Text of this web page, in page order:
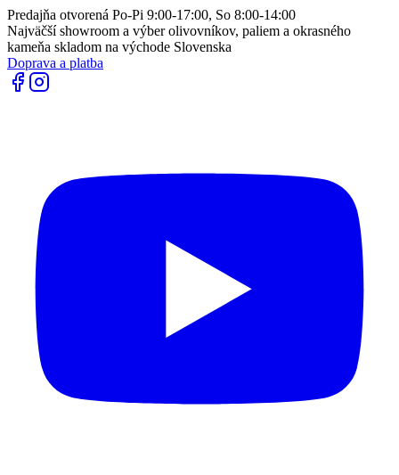
Predajňa otvorená Po-Pi 9:00-17:00, So 8:00-14:00
Najväčší showroom a výber olivovníkov, paliem a okrasného
kameňa skladom na východe Slovenska
Doprava a platba